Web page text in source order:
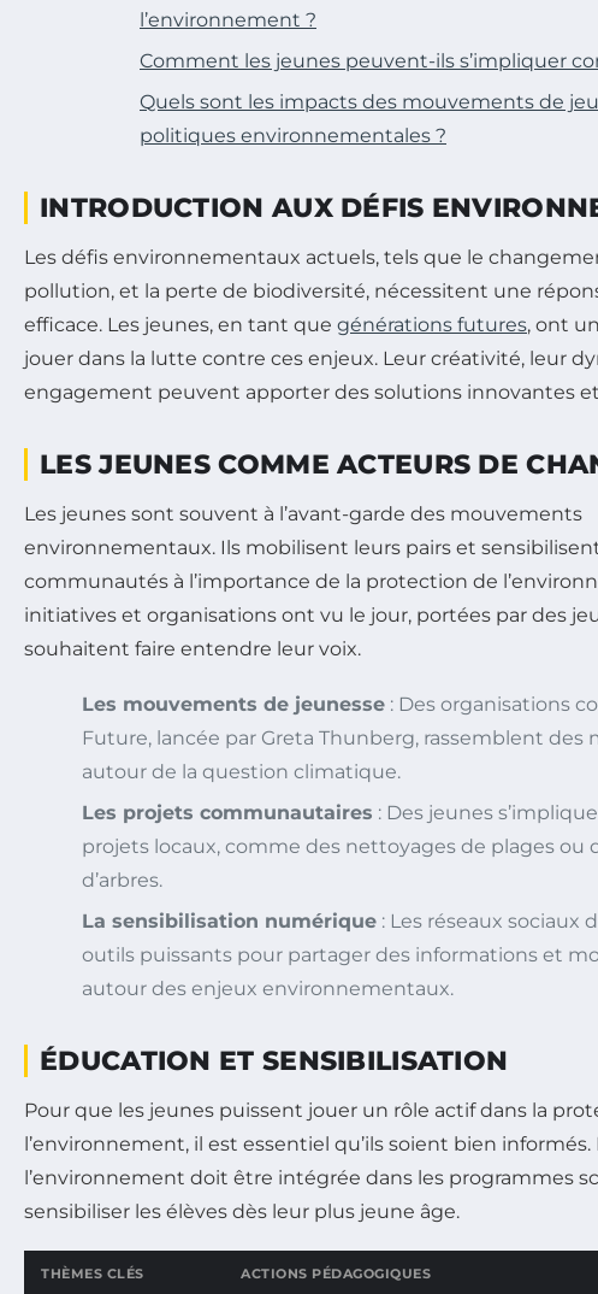
l’environnement ?
Comment les jeunes peuvent-ils s’impliquer
Quels sont les impacts des mouvements de
politiques environnementales ?
INTRODUCTION AUX DÉFIS
Les défis environnementaux actuels, tels que le
pollution, et la perte de biodiversité, nécessitent une
efficace. Les jeunes, en tant que générations futures, ont
jouer dans la lutte contre ces enjeux. Leur créativité, leur
engagement peuvent apporter des solutions innovantes
LES JEUNES COMME ACTEURS DE
Les jeunes sont souvent à l’avant-garde des mouvements
environnementaux. Ils mobilisent leurs pairs et
communautés à l’importance de la protection de
initiatives et organisations ont vu le jour, portées par des
souhaitent faire entendre leur voix.
Les mouvements de jeunesse : Des organisations
Future, lancée par Greta Thunberg, rassemblent des
autour de la question climatique.
Les projets communautaires : Des jeunes
projets locaux, comme des nettoyages de plages ou
d’arbres.
La sensibilisation numérique : Les réseaux sociaux
outils puissants pour partager des informations et
autour des enjeux environnementaux.
ÉDUCATION ET SENSIBILISATION
Pour que les jeunes puissent jouer un rôle actif dans la
l’environnement, il est essentiel qu’ils soient bien informés.
l’environnement doit être intégrée dans les programmes
sensibiliser les élèves dès leur plus jeune âge.
THÈMES CLÉS ACTIONS PÉDAGOGIQUES